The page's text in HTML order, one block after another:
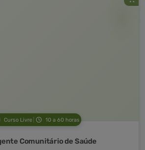
Curso Livre 10 a 60 horas
Comunitário de Saúde